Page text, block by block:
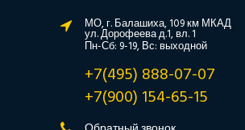
МО, г. Балашиха, 109 км МКАД
ул. Дорофеева д.1, вл. 1
Пн-Сб: 9-19, Вс: выходной
+7(495) 888-07-07
+7(900) 154-65-15